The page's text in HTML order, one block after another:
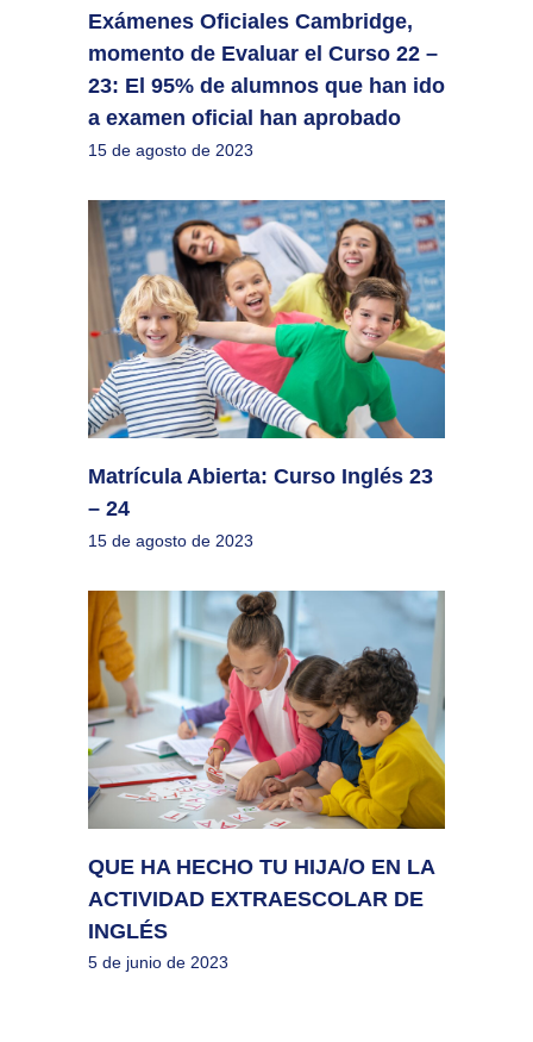
Exámenes Oficiales Cambridge,
momento de Evaluar el Curso 22 –
23: El 95% de alumnos que han ido
a examen oficial han aprobado
15 de agosto de 2023
Matrícula Abierta: Curso Inglés 23
– 24
15 de agosto de 2023
QUE HA HECHO TU HIJA/O EN LA
ACTIVIDAD EXTRAESCOLAR DE
INGLÉS
5 de junio de 2023